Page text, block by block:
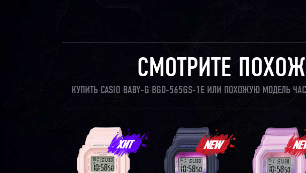
СМОТРИТЕ
КУПИТЬ CASIO BABY-G BGD-565GS-1E ИЛИ ПОХОЖУЮ МОДЕЛЬ